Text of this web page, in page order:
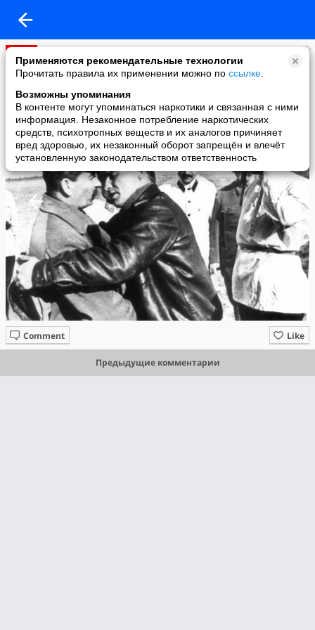
Применяются рекомендательные технологии
Прочитать правила их применении можно по ссылке
Возможны упоминания
В контенте могут упоминаться наркотики и связанная с ними
информация. Незаконное потребление наркотических
средств, психотропных веществ и их аналогов причиняет
вред здоровью, их незаконный оборот запрещён и влечёт
установленную законодательством ответственность
ДОСТУПА НЕТ
added a photo
07 May в 15:18
Like
Comment
Предыдущие комментарии